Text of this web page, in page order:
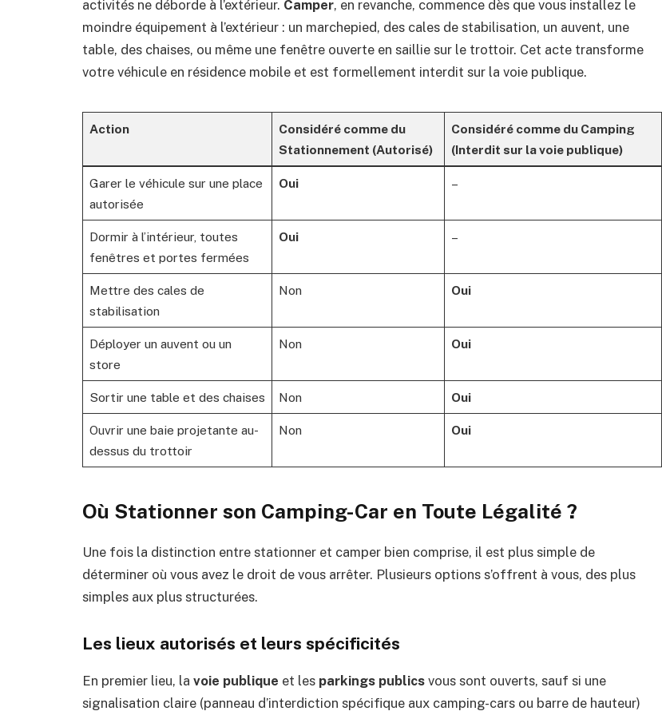
activités ne déborde à l’extérieur. Camper, en revanche, commence dès que vous installez le
moindre équipement à l’extérieur : un marchepied, des cales de stabilisation, un auvent, une
table, des chaises, ou même une fenêtre ouverte en saillie sur le trottoir. Cet acte transforme
votre véhicule en résidence mobile et est formellement interdit sur la voie publique.
Action
Considéré comme du
Stationnement (Autorisé)
Considéré comme du Camping
(Interdit sur la voie publique)
Garer le véhicule sur une place
autorisée
Oui –
Dormir à l’intérieur, toutes
fenêtres et portes fermées
Oui –
Mettre des cales de
stabilisation
Non Oui
Déployer un auvent ou un
store
Non Oui
Sortir une table et des chaises Non Oui
Ouvrir une baie projetante au-
dessus du trottoir
Non Oui
Où Stationner son Camping-Car en Toute Légalité ?
Une fois la distinction entre stationner et camper bien comprise, il est plus simple de
déterminer où vous avez le droit de vous arrêter. Plusieurs options s’offrent à vous, des plus
simples aux plus structurées.
Les lieux autorisés et leurs spécificités
En premier lieu, la voie publique et les parkings publics vous sont ouverts, sauf si une
signalisation claire (panneau d’interdiction spécifique aux camping-cars ou barre de hauteur)